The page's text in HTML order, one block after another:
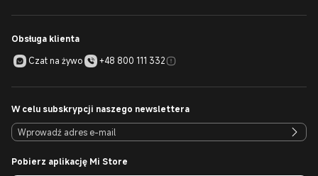
Obsługa klienta
Czat na żywo
+48 800 111 332
W celu subskrypcji naszego newslettera
Pobierz aplikację Mi Store